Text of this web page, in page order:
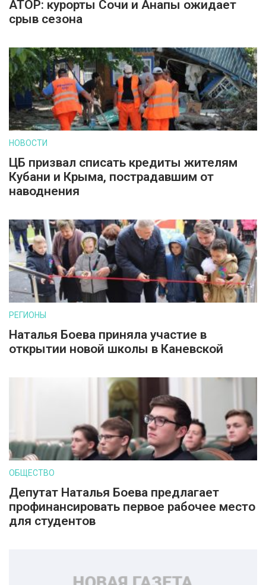
АТОР: курорты Сочи и Анапы ожидает
срыв сезона
НОВОСТИ
ЦБ призвал списать кредиты жителям
Кубани и Крыма, пострадавшим от
наводнения
РЕГИОНЫ
Наталья Боева приняла участие в
открытии новой школы в Каневской
ОБЩЕСТВО
Депутат Наталья Боева предлагает
профинансировать первое рабочее место
для студентов